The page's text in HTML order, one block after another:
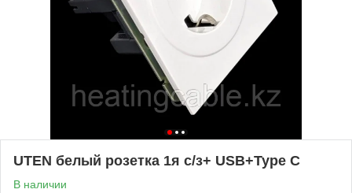
UTEN белый розетка 1я с/з+ USB+Type C
В наличии